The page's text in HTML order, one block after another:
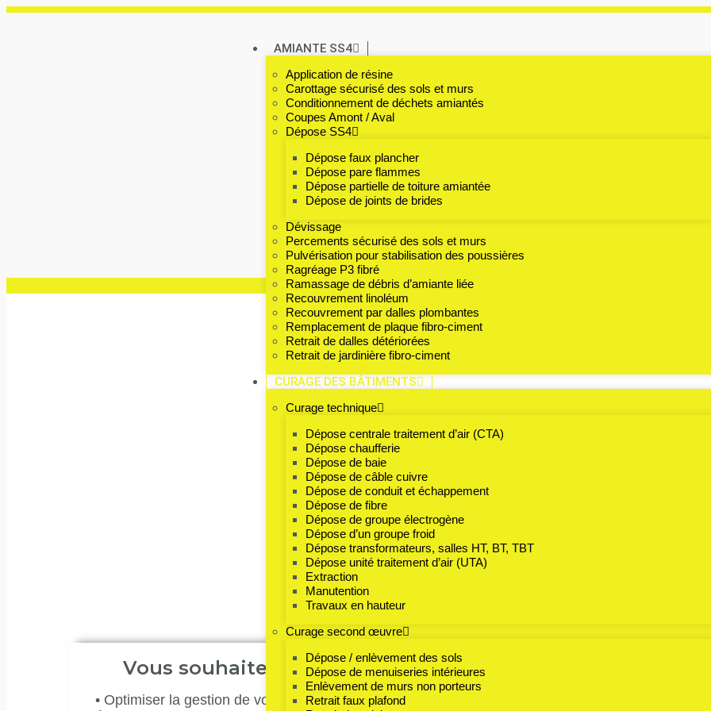
AMIANTE SS4
Application de résine
Carottage sécurisé des sols et murs
Conditionnement de déchets amiantés
Coupes Amont / Aval
Dépose SS4
Dépose faux plancher
Dépose pare flammes
Dépose partielle de toiture amiantée
Dépose de joints de brides
Dévissage
Percements sécurisé des sols et murs
Pulvérisation pour stabilisation des poussières
Ragréage P3 fibré
Ramassage de débris d’amiante liée
Recouvrement linoléum
Recouvrement par dalles plombantes
Remplacement de plaque fibro-ciment
Retrait de dalles détériorées
Retrait de jardinière fibro-ciment
CURAGE DES BÂTIMENTS
Curage technique
Dépose centrale traitement d’air (CTA)
Dépose chaufferie
Dépose de baie
Dépose de câble cuivre
Dépose de conduit et échappement
Dépose de fibre
Dépose de groupe électrogène
Dépose d’un groupe froid
Dépose transformateurs, salles HT, BT, TBT
Dépose unité traitement d’air (UTA)
Extraction
Manutention
Travaux en hauteur
Curage second œuvre
Dépose / enlèvement des sols
Dépose de menuiseries intérieures
Enlèvement de murs non porteurs
Retrait faux plafond
Inventaire de fin de saison
Inventaire de fin de
Vous réalisez un inventaire de fin de saison et certains produits doivent
sortir de vos stocks ; nous avons des solutions de réemploi, de recyclage
et traitement règlementaire pour tous les types de produits. Nos équipes
des produits , de leur tri sélectif et de leur
acheminement vers les filières adaptées.
Vous souhaitez
• Optimiser la gestion de vos stocks en fin de saison en